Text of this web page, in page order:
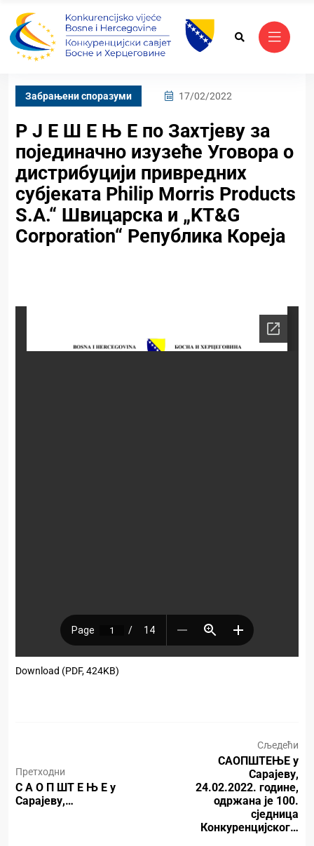
Забрањени споразуми 17/02/2022
Р Ј Е Ш Е Њ Е по Захтјеву за
појединачно изузеће Уговора о
дистрибуцији привредних
субјеката Philip Morris Products
S.A.“ Швицарска и „KT&G
Corporation“ Република Кореја
Download (PDF, 424KB)
Претходни
С А О П ШТ Е Њ Е у
Сарајеву,…
Сљедећи
САОПШТЕЊЕ у
Сарајеву,
24.02.2022. године,
одржана је 100.
сједница
Конкуренцијског…